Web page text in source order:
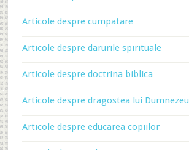
Articole despre cumpatare
Articole despre darurile spirituale
Articole despre doctrina biblica
Articole despre dragostea lui Dumnezeu
Articole despre educarea copiilor